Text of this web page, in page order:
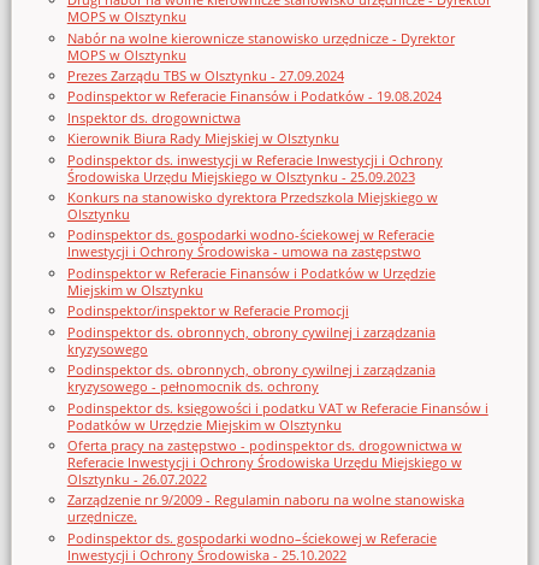
MOPS w Olsztynku
Nabór na wolne kierownicze stanowisko urzędnicze - Dyrektor
MOPS w Olsztynku
Prezes Zarządu TBS w Olsztynku - 27.09.2024
Podinspektor w Referacie Finansów i Podatków - 19.08.2024
Inspektor ds. drogownictwa
Kierownik Biura Rady Miejskiej w Olsztynku
Podinspektor ds. inwestycji w Referacie Inwestycji i Ochrony
Środowiska Urzędu Miejskiego w Olsztynku - 25.09.2023
Konkurs na stanowisko dyrektora Przedszkola Miejskiego w
Olsztynku
Podinspektor ds. gospodarki wodno-ściekowej w Referacie
Inwestycji i Ochrony Środowiska - umowa na zastępstwo
Podinspektor w Referacie Finansów i Podatków w Urzędzie
Miejskim w Olsztynku
Podinspektor/inspektor w Referacie Promocji
Podinspektor ds. obronnych, obrony cywilnej i zarządzania
kryzysowego
Podinspektor ds. obronnych, obrony cywilnej i zarządzania
kryzysowego - pełnomocnik ds. ochrony
Podinspektor ds. księgowości i podatku VAT w Referacie Finansów i
Podatków w Urzędzie Miejskim w Olsztynku
Oferta pracy na zastępstwo - podinspektor ds. drogownictwa w
Referacie Inwestycji i Ochrony Środowiska Urzędu Miejskiego w
Olsztynku - 26.07.2022
Zarządzenie nr 9/2009 - Regulamin naboru na wolne stanowiska
urzędnicze.
Podinspektor ds. gospodarki wodno–ściekowej w Referacie
Inwestycji i Ochrony Środowiska - 25.10.2022